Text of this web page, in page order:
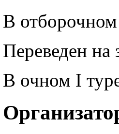
В
Переведен
В очном I